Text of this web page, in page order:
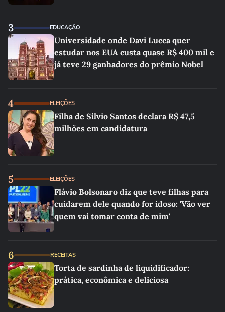
3 EDUCAÇÃO
Universidade onde Davi Lucca quer
estudar nos EUA custa quase R$ 400 mil e
já teve 29 ganhadores do prêmio Nobel
4 ELEIÇÕES
Filha de Silvio Santos declara R$ 47,5
milhões em candidatura
5 ELEIÇÕES
Flávio Bolsonaro diz que teve filhas para
cuidarem dele quando for idoso: 'Vão ver
quem vai tomar conta de mim'
6 RECEITAS
Torta de sardinha de liquidificador:
prática, econômica e deliciosa